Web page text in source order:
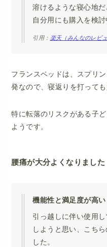
溶けるような寝心地だ
自分用にも購入を検討
引用： 楽天（みんなのレビュ
フランスベッドは、スプリ
発なので、寝返りを打って
特に転落のリスクがある子
ようです。
腰痛が大分よくなりました
機能性と満足度が高い
引っ越しに伴い使用
しようと思い、こち
した。